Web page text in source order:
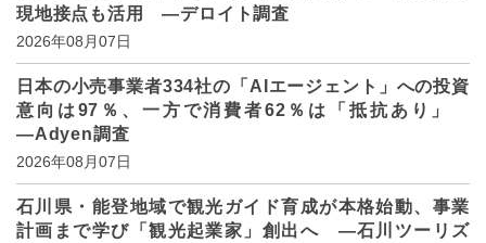
現地接点も活用 ―デロイト調査
2026年08月07日
日本の小売事業者334社の「AIエージェント」への投資
意向は97％、一方で消費者62％は「抵抗あり」
―Adyen調査
2026年08月07日
石川県・能登地域で観光ガイド育成が本格始動、事業
計画まで学び「観光起業家」創出へ ―石川ツーリズ